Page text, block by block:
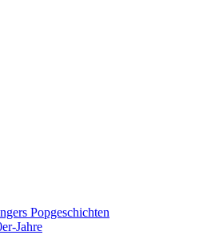
Popgeschichten
Jahre